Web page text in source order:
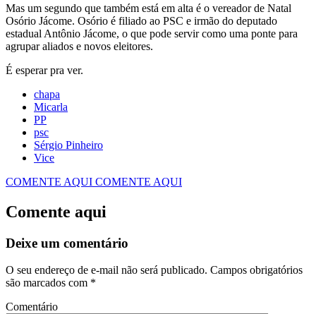
Mas um segundo que também está em alta é o vereador de Natal
Osório Jácome. Osório é filiado ao PSC e irmão do deputado
estadual Antônio Jácome, o que pode servir como uma ponte para
agrupar aliados e novos eleitores.
É esperar pra ver.
chapa
Micarla
PP
psc
Sérgio Pinheiro
Vice
COMENTE AQUI COMENTE AQUI
Comente aqui
Deixe um comentário
O seu endereço de e-mail não será publicado. Campos obrigatórios
são marcados com *
Comentário